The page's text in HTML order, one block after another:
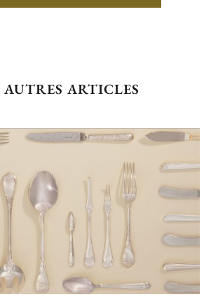
AUTRES ARTICLES